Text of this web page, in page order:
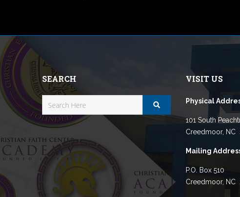
SEARCH VISIT US
Physical
101 South
Creedmoor, NC
Mailing
P.O. Box 510
Creedmoor, NC